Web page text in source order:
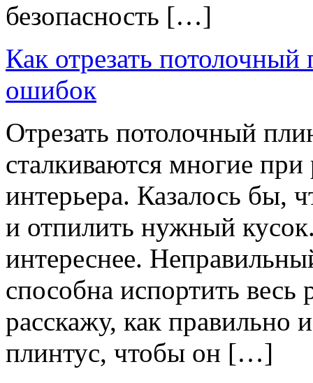
безопасность […]
Как отрезать
ошибок
Отрезать потолочный
сталкиваются многие
интерьера. Казалось бы,
и отпилить нужный
интереснее.
способна испортить весь
расскажу, как правильно
плинтус, чтобы он […]